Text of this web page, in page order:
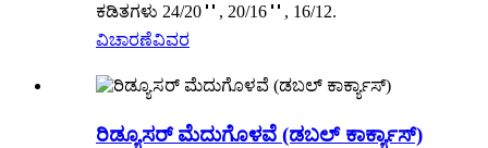
ಕಡಿತಗಳು 24/20＂, 20/16＂, 16/12.
ವಿಚಾರಣೆವಿವರ
ರಿಡ್ಯೂಸರ್ ಮೆದುಗೊಳವೆ (ಡಬಲ್ ಕಾರ್ಕ್ಯಾಸ್)